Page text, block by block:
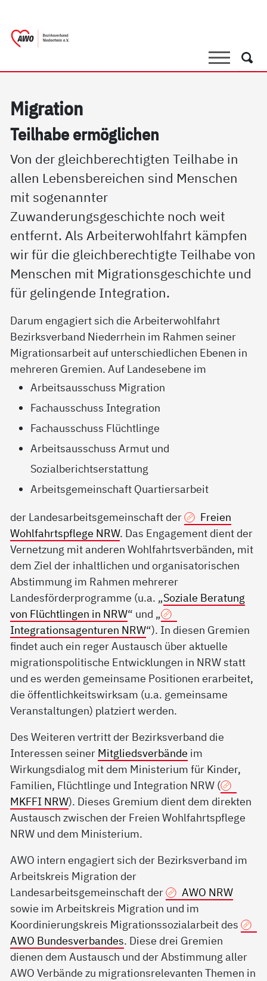
SucheSuche
Mi­g­ra­ti­on
Teil­ha­be er­mög­li­chen
Von der gleichberechtigten Teilhabe in
allen Lebensbereichen sind Menschen
mit sogenannter
Zuwanderungsgeschichte noch weit
entfernt. Als Arbeiterwohlfahrt kämpfen
wir für die gleichberechtigte Teilhabe von
Menschen mit Migrationsgeschichte und
für gelingende Integration.
Darum engagiert sich die Arbeiterwohlfahrt
Bezirksverband Niederrhein im Rahmen seiner
Migrationsarbeit auf unterschiedlichen Ebenen in
mehreren Gremien. Auf Landesebene im
Arbeitsausschuss Migration
Fachausschuss Integration
Fachausschuss Flüchtlinge
Arbeitsausschuss Armut und
Sozialberichtserstattung
Arbeitsgemeinschaft Quartiersarbeit
der Landesarbeitsgemeinschaft der
Freien
Wohlfahrtspflege NRW. Das Engagement dient der
Vernetzung mit anderen Wohlfahrtsverbänden, mit
dem Ziel der inhaltlichen und organisatorischen
Abstimmung im Rahmen mehrerer
Landesförderprogramme (u.a. „Soziale Beratung
von Flüchtlingen in NRW“ und „
Integrationsagenturen NRW“). In diesen Gremien
findet auch ein reger Austausch über aktuelle
migrationspolitische Entwicklungen in NRW statt
und es werden gemeinsame Positionen erarbeitet,
die öffentlichkeitswirksam (u.a. gemeinsame
Veranstaltungen) platziert werden.
Des Weiteren vertritt der Bezirksverband die
Interessen seiner Mitgliedsverbände im
Wirkungsdialog mit dem Ministerium für Kinder,
Familien, Flüchtlinge und Integration NRW (
MKFFI NRW). Dieses Gremium dient dem direkten
Austausch zwischen der Freien Wohlfahrtspflege
NRW und dem Ministerium.
AWO intern engagiert sich der Bezirksverband im
Arbeitskreis Migration der
Landesarbeitsgemeinschaft der
AWO NRW
sowie im Arbeitskreis Migration und im
Koordinierungskreis Migrationssozialarbeit des
AWO Bundesverbandes. Diese drei Gremien
dienen dem Austausch und der Abstimmung aller
AWO Verbände zu migrationsrelevanten Themen in